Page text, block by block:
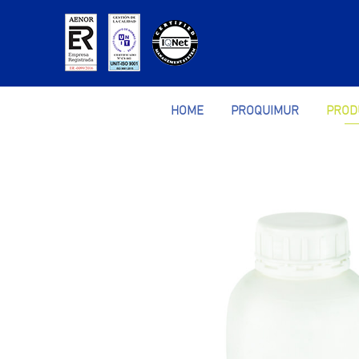
HOME PROQUIMUR